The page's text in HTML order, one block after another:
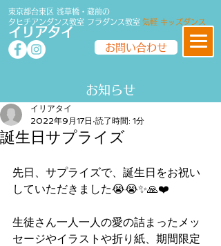
東京都台東区 浅草橋・蔵前の
タヒチアンダンス教室 フラダンス教室 気軽 キッズダンス
イリアタイ
お問い合わせ
​​お知らせ
誕生日サプライズ
イリアタイ
2022年9月17日 読了時間: 1分
先日、サプライズで、誕生日をお祝い
していただきました😭😭✨🙏❤️
生徒さん一人一人の愛の詰まったメッ
セージやイラストや折り紙、期間限定